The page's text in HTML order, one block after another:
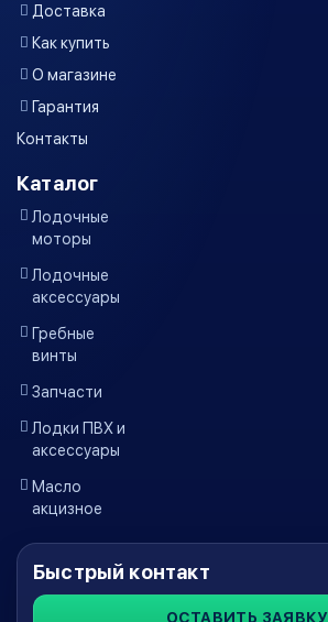
Доставка
Как купить
О магазине
Гарантия
Контакты
Каталог
Лодочные
моторы
Лодочные
аксессуары
Гребные
винты
Запчасти
Лодки ПВХ и
аксессуары
Масло
акцизное
Быстрый контакт
ОСТАВИТЬ ЗАЯВКУ